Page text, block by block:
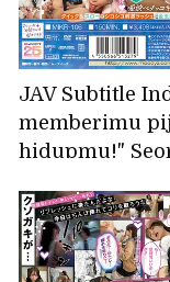
JAV Subtitle
memberimu
hidupmu!"
melihat penis
menjilat,
membuat